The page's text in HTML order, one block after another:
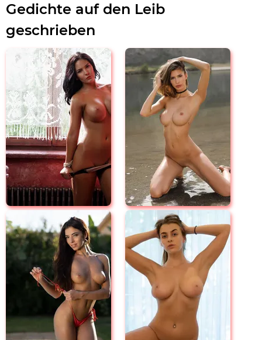
Gedichte auf den Leib
geschrieben